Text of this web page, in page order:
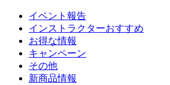
イベント報告
インストラクターおすすめ
お得な情報
キャンペーン
その他
新商品情報